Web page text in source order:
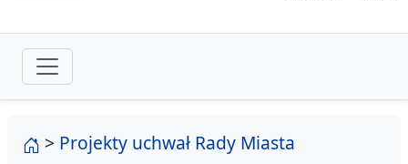
strona główna
> Projekty uchwał Rady Miasta